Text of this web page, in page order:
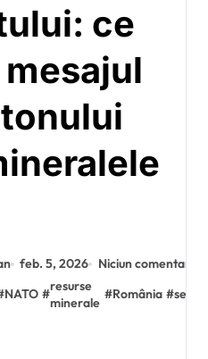
ce
feb. 5, 2026
Niciun comentariu
NATO #
resurse
minerale
#România #